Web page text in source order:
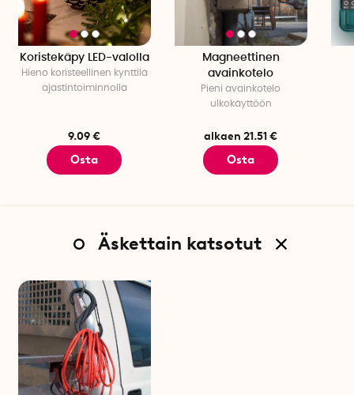
Koristekäpy LED-valolla
Hieno koristeellinen kynttilä
ajastintoiminnolla
9.09 €
Osta
Magneettinen
avainkotelo
Pieni avainkotelo
ulkokäyttöön
alkaen 21.51 €
Osta
Äskettain katsotut